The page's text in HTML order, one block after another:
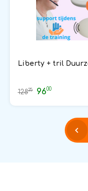
Liberty + tril
12825 9600